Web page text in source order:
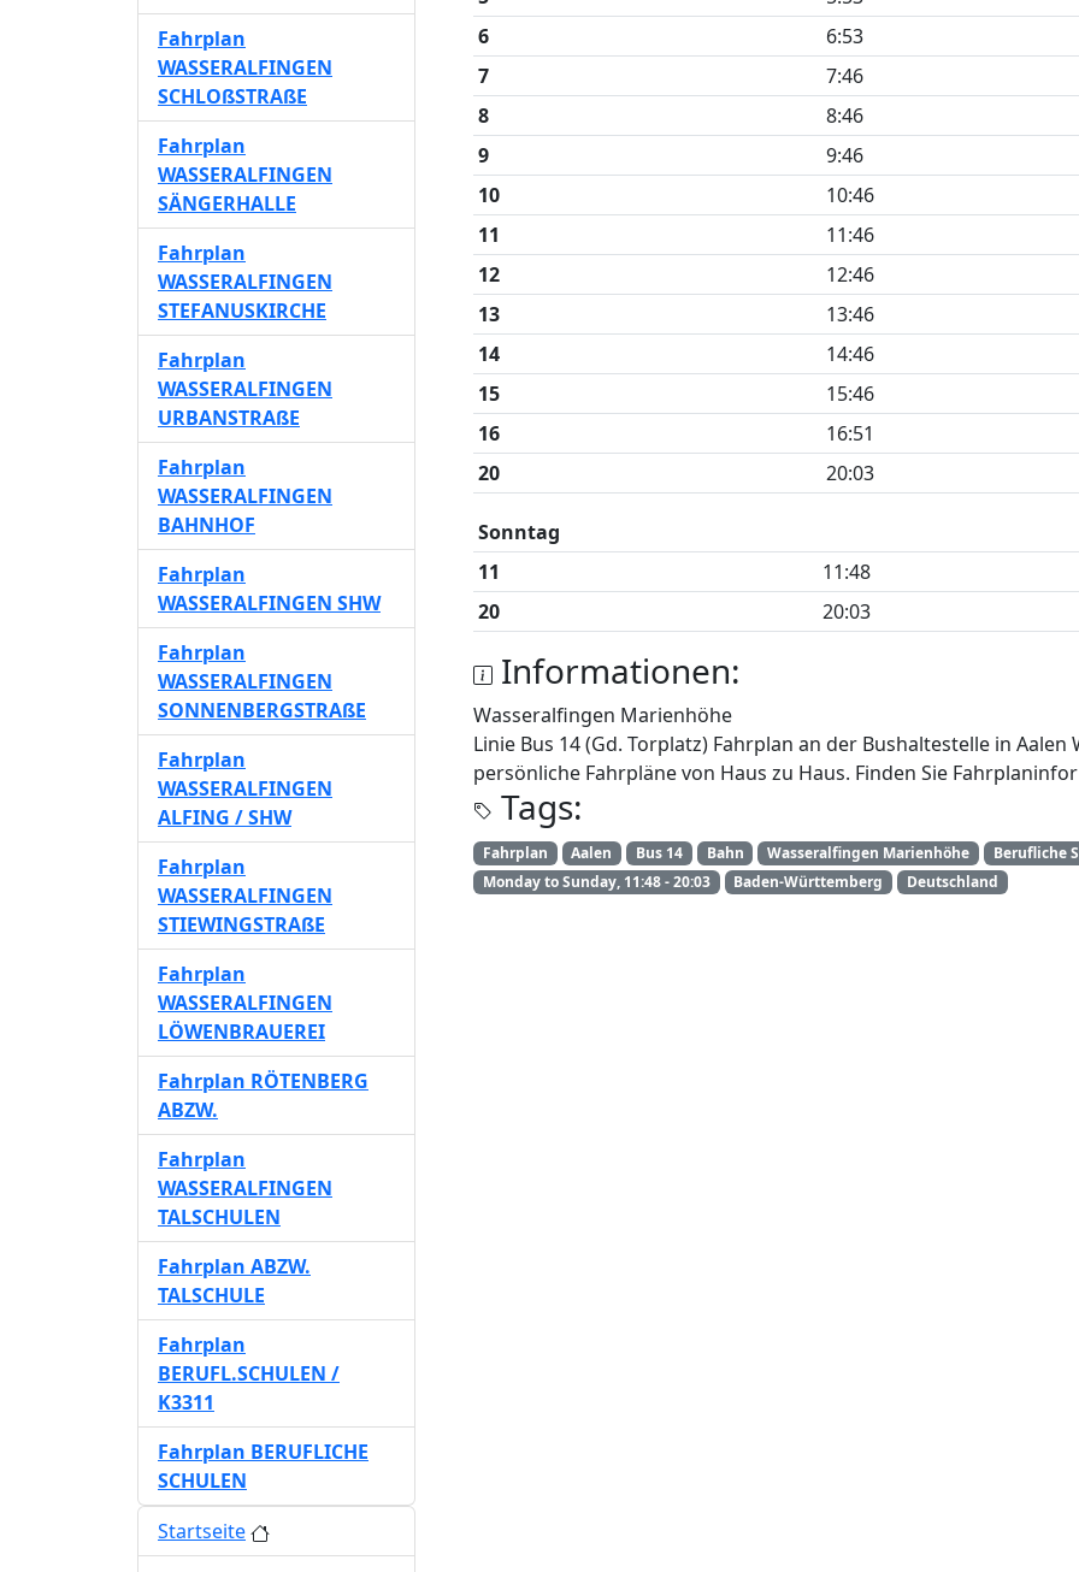
6
6:53
7
7:46
8
8:46
9
9:46
10
10:46
11
11:46
12
12:46
13
13:46
14
14:46
15
15:46
16
16:51
20
20:03
Sonntag
11
11:48
20
20:03
Informationen:
Wasseralfingen Marienhöhe
Linie Bus 14 (Gd. Torplatz) Fahrplan an der Bushaltestelle in
persönliche Fahrpläne von Haus zu Haus. Finden Sie
Tags:
Fahrplan Aalen Bus 14 Bahn Wasseralfingen Marienhöhe
Berufliche
Monday to Sunday, 11:48 - 20:03
Baden-Württemberg Deutschland
Fahrplan
WASSERALFINGEN
SCHLOßSTRAßE
Fahrplan
WASSERALFINGEN
SÄNGERHALLE
Fahrplan
WASSERALFINGEN
STEFANUSKIRCHE
Fahrplan
WASSERALFINGEN
URBANSTRAßE
Fahrplan
WASSERALFINGEN
BAHNHOF
Fahrplan
WASSERALFINGEN SHW
Fahrplan
WASSERALFINGEN
SONNENBERGSTRAßE
Fahrplan
WASSERALFINGEN
ALFING / SHW
Fahrplan
WASSERALFINGEN
STIEWINGSTRAßE
Fahrplan
WASSERALFINGEN
LÖWENBRAUEREI
Fahrplan RÖTENBERG
ABZW.
Fahrplan
WASSERALFINGEN
TALSCHULEN
Fahrplan ABZW.
TALSCHULE
Fahrplan
BERUFL.SCHULEN /
K3311
Fahrplan BERUFLICHE
SCHULEN
Startseite